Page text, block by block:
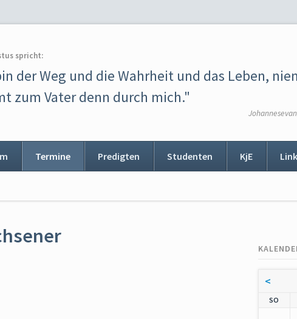
spricht:
der Weg und die Wahrheit und das Leben,
zum Vater denn durch mich."
Termine Predigten Studenten KjE
<
SO